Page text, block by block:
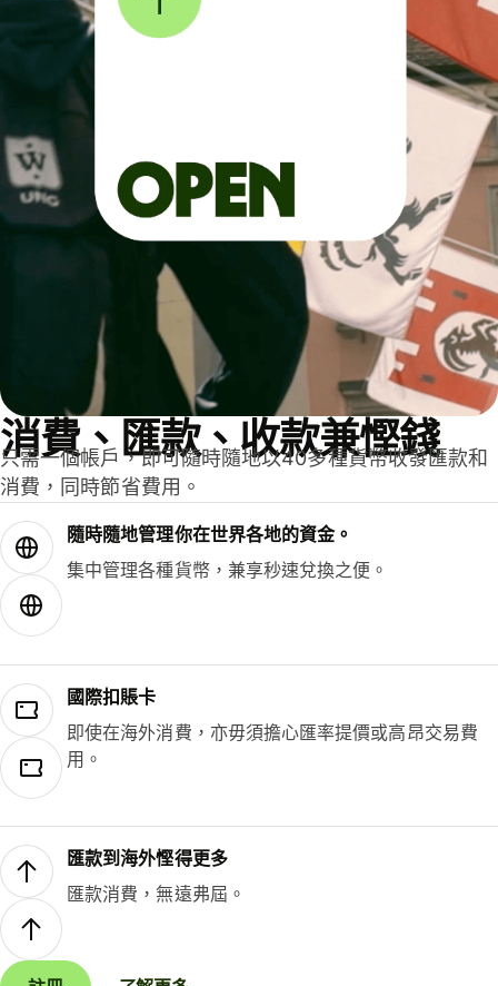
消費、匯款、收款兼慳錢
只需一個帳戶，即可隨時隨地以40多種貨幣收發匯款和
消費，同時節省費用。
隨時隨地管理你在世界各地的資金。
集中管理各種貨幣，兼享秒速兌換之便。
國際扣賬卡
即使在海外消費，亦毋須擔心匯率提價或高昂交易費
用。
匯款到海外慳得更多
匯款消費，無遠弗屆。